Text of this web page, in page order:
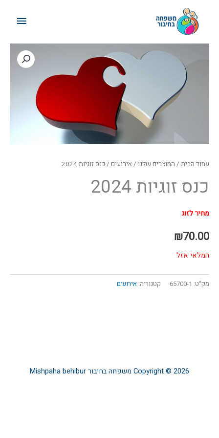
עמוד הבית / המוצרים שלנו /אירועים / כנס זוגיות 2024
כנס זוגיות 2024
מחיר לזוג
₪70.00
המלאי אזל
מק"ט: 65700-1 קטגוריה: אירועים
Copyright © 2026 משפחה בחיבור